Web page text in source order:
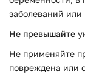
заболеваний или
Не превышайте
Не применяйте
повреждена или